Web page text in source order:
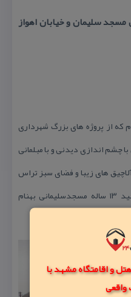
رزرو بیش از 1000 هتل و اقامتگاه مشهد با
سلیمان و خیابان اهواز
كه از پروژه های بزرگ شهرداری
اندازی دیدنی و با مبلمانی
های زیبا و فضای سبز تراس
بندی شده در كنال المان یادبود شهید ۱۳ ساله مسجدسلیمانی بهنام
و گردشگران باشد.